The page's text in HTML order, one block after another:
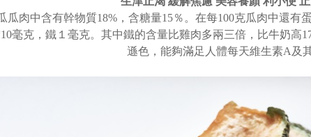
瓜肉中含有幹物質18%，含糖量15％。在每100克瓜肉中還有
毫克，鐵１毫克。其中鐵的含量比雞肉多兩三倍，比牛奶高
遜色， 能夠滿足人體每天維生素A及